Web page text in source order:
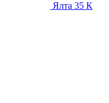
Ялта 35 К